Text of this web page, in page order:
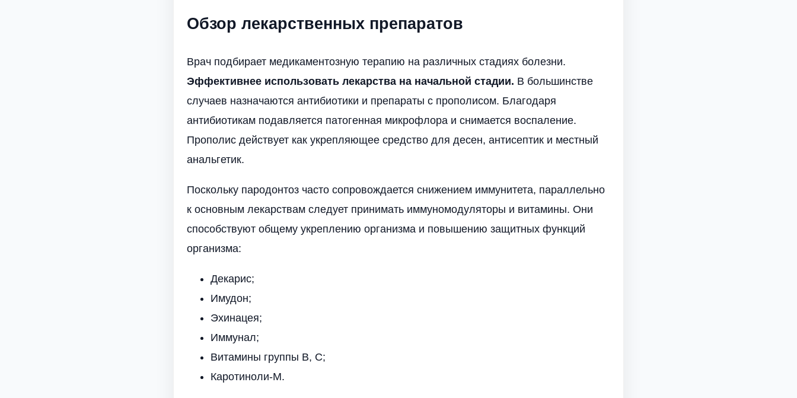
Обзор лекарственных препаратов
Врач подбирает медикаментозную терапию на различных стадиях болезни.
Эффективнее использовать лекарства на начальной стадии. В большинстве
случаев назначаются антибиотики и препараты с прополисом. Благодаря
антибиотикам подавляется патогенная микрофлора и снимается воспаление.
Прополис действует как укрепляющее средство для десен, антисептик и местный
анальгетик.
Поскольку пародонтоз часто сопровождается снижением иммунитета, параллельно
к основным лекарствам следует принимать иммуномодуляторы и витамины. Они
способствуют общему укреплению организма и повышению защитных функций
организма:
Декарис;
Имудон;
Эхинацея;
Иммунал;
Витамины группы В, С;
Каротиноли-М.